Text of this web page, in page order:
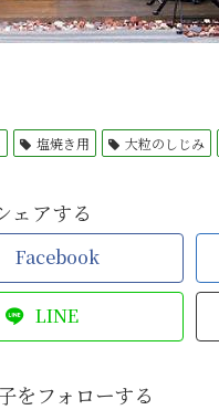
塩焼き用 大粒のしじみ
ェアする
Facebook
LINE
をフォローする